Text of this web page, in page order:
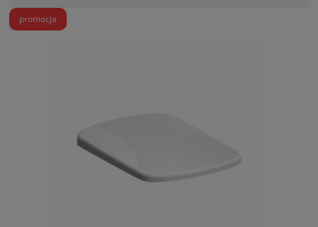
promocja